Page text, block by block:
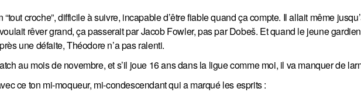
croche”, difficile à suivre, incapable d’être fiable quand ça compte. Il allait même
rêver grand, ça passerait par Jacob Fowler, pas par Dobeš. Et quand le jeune
une défaite, Théodore n’a pas ralenti.
au mois de novembre, et s’il joue 16 ans dans la ligue comme moi, il va manquer de
ce ton mi-moqueur, mi-condescendant qui a marqué les esprits :